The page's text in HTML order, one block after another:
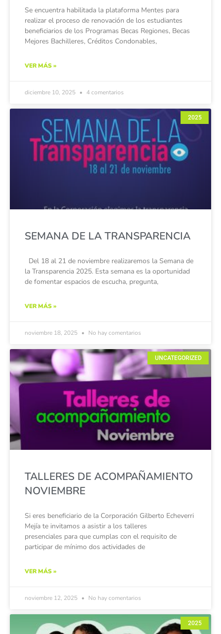
Se encuentra habilitada la plataforma Mentes para
realizar el proceso de renovación de los estudiantes
beneficiarios de los Programas Becas Regiones, Becas
Mejores Bachilleres, Créditos Condonables,
VER MÁS »
diciembre 10, 2025 4 comentarios
2025
SEMANA DE LA TRANSPARENCIA
Del 18 al 21 de noviembre realizaremos la Semana de
la Transparencia 2025. Esta semana es la oportunidad
de fomentar espacios de escucha, pregunta,
VER MÁS »
noviembre 18, 2025 No hay comentarios
UNCATEGORIZED
TALLERES DE ACOMPAÑAMIENTO
NOVIEMBRE
Si eres beneficiario de la Corporación Gilberto Echeverri
Mejía te invitamos a asistir a los talleres
presenciales para que cumplas con el requisito de
participar de mínimo dos actividades de
VER MÁS »
noviembre 12, 2025 No hay comentarios
2025